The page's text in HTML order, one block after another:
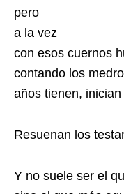
pero
a la vez
con esos cuernos
contando los
años tienen,
Resuenan los
Y no suele ser el